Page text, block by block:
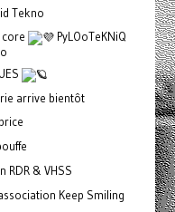
Tekno
PyLOoTeKNiQ
arrive bientôt
RDR & VHSS
Keep Smiling